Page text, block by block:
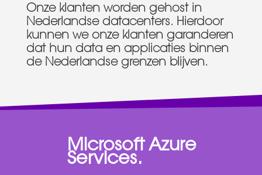
Onze klanten worden gehost in
Nederlandse datacenters. Hierdoor
kunnen we onze klanten garanderen
dat hun data en applicaties binnen
de Nederlandse grenzen blijven.
Microsoft Azure
Services.